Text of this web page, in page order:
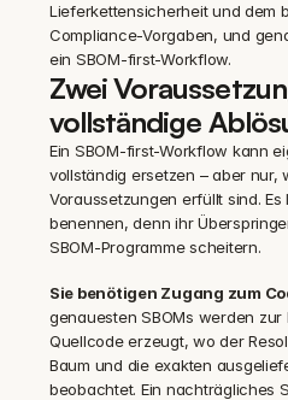
Lieferkettensicherheit und dem
Compliance-Vorgaben, und
ein SBOM-first-Workflow.
Zwei
vollständige
Ein SBOM-first-Workflow kann
vollständig ersetzen – aber nur,
Voraussetzungen erfüllt sind.
benennen, denn ihr
SBOM-Programme scheitern.
Sie benötigen Zugang zum
genauesten SBOMs werden zur
Quellcode erzeugt, wo der
Baum und die exakten
beobachtet. Ein nachträgliches